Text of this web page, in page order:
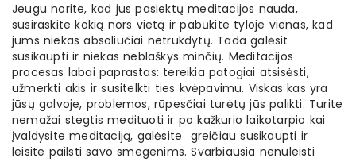
Jeugu norite, kad jus pasiektų meditacijos nauda,
susiraskite kokią nors vietą ir pabūkite tyloje vienas, kad
jums niekas absoliučiai netrukdytų. Tada galėsit
susikaupti ir niekas neblaškys minčių. Meditacijos
procesas labai paprastas: tereikia patogiai atsisėsti,
užmerkti akis ir susitelkti ties kvėpavimu. Viskas kas yra
jūsų galvoje, problemos, rūpesčiai turėtų jūs palikti. Turite
nemažai stegtis medituoti ir po kažkurio laikotarpio kai
įvaldysite meditaciją, galėsite greičiau susikaupti ir
leisite pailsti savo smegenims. Svarbiausia nenuleisti